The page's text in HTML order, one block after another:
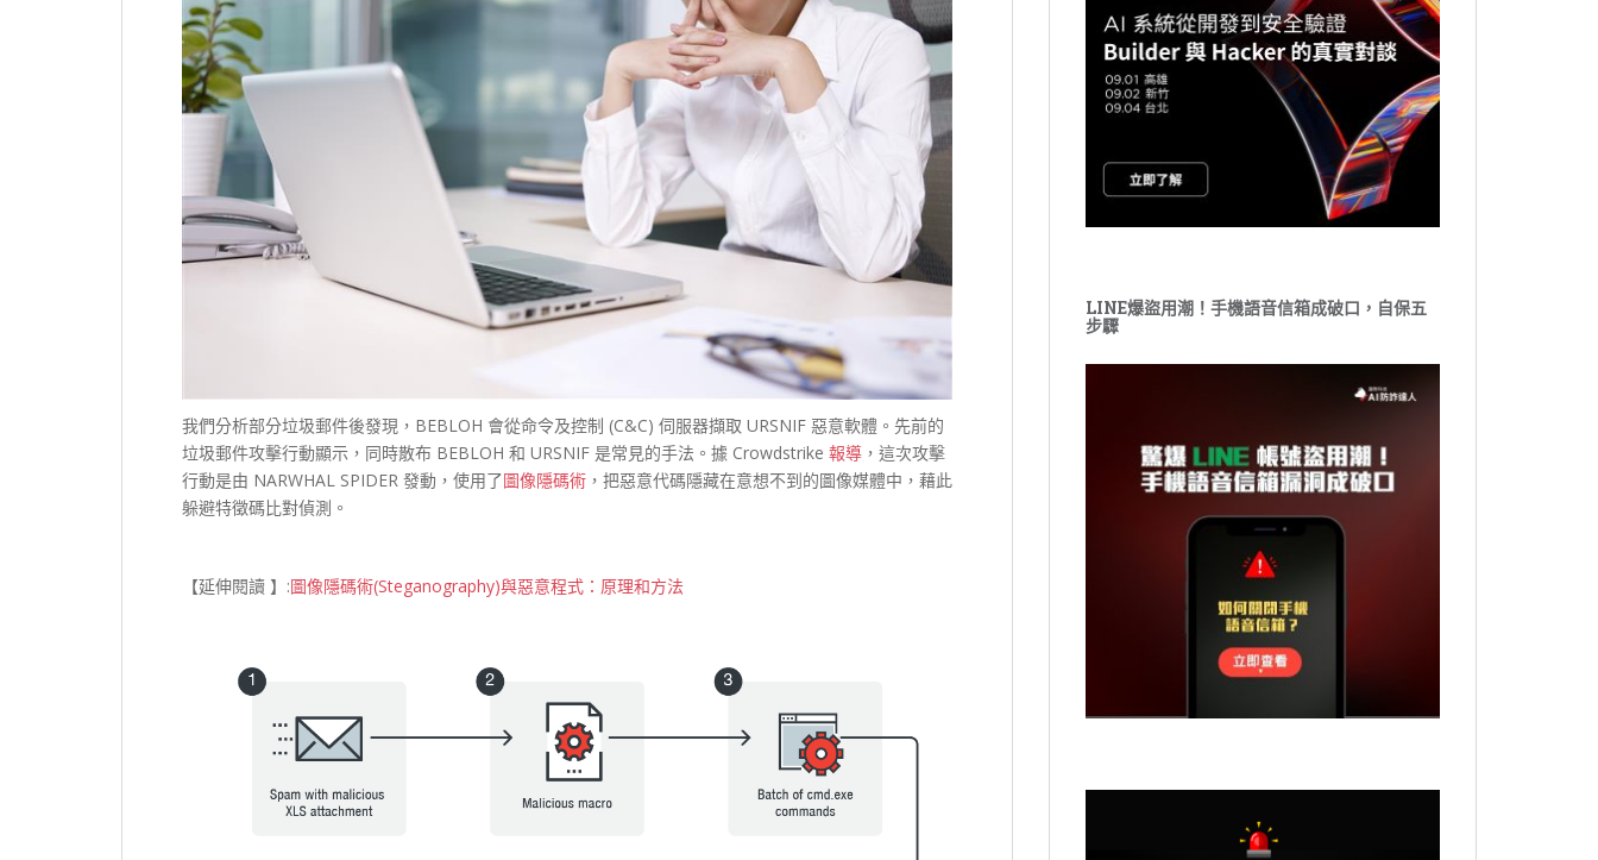
我們分析部分垃圾郵件後發現，BEBLOH 會從命令及控制 (C&C) 伺服器擷取 URSNIF 惡意軟體。先前的
垃圾郵件攻擊行動顯示，同時散布 BEBLOH 和 URSNIF 是常見的手法。據 Crowdstrike 報導 ，這次攻擊
行動是由 NARWHAL SPIDER 發動，使用了圖像隱碼術 ，把惡意代碼隱藏在意想不到的圖像媒體中，藉此
躲避特徵碼比對偵測。
【延伸閱讀 】:圖像隱碼術(Steganography)與惡意程式：原理和方法
LINE爆盜用潮！手機語音信箱成破口，自保五
步驟